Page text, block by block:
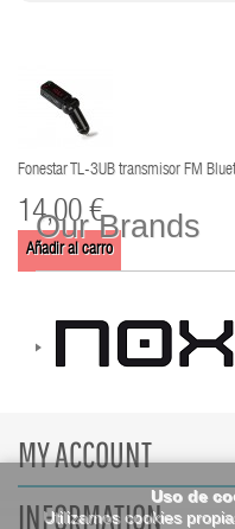
Uso de
Utilizamos cookies
Fonestar TL-3UB transmisor FM
14,00 €
Añadir al carro
Our Brands
MY ACCOUNT
INFORMATION